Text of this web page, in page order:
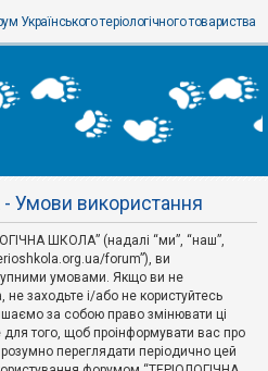
Українського теріологічного товариства
використання
ШКОЛА” (надалі “ми”, “наш”,
forum”), ви
умовами. Якщо ви не
заходьте і/або не користуйтесь
за собою право змінювати ці
того, щоб проінформувати вас про
переглядати періодично цей